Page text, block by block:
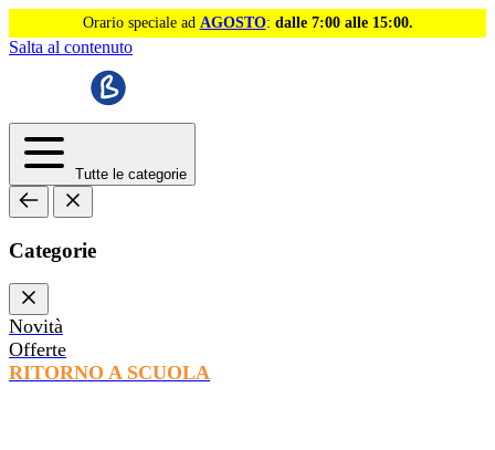
Orario speciale ad AGOSTO: dalle 7:00 alle 15:00.
Salta al contenuto
Tutte le categorie
Categorie
Novità
Offerte
RITORNO A SCUOLA